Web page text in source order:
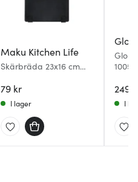
Maku Kitchen Life
Skärbräda 23x16 cm
79 kr
I lager
1005
249
I